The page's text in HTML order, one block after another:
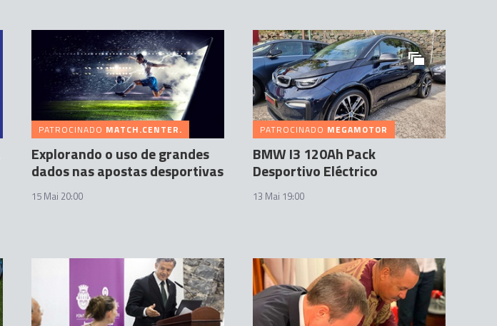
PATROCINADO MATCH.CENTER.
Explorando o uso de grandes
dados nas apostas desportivas
15 Mai 20:00
PATROCINADO MEGAMOTOR
BMW I3 120Ah Pack
Desportivo Eléctrico
13 Mai 19:00